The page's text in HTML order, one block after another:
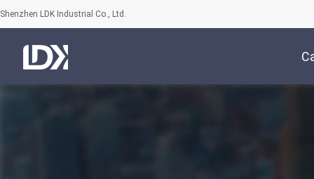
Shenzhen LDK Industrial Co., Ltd.